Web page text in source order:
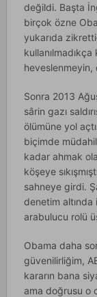
değildi. Başta
birçok özne
yukarıda
kullanılmadıkça
heveslenmeyin,
Sonra 2013
sârin gazı
ölümüne yol
biçimde
kadar ahmak
köşeye
sahneye girdi.
denetim
arabulucu rolü
Obama daha
güvenilirliğim,
kararın bana
ama doğrusu o